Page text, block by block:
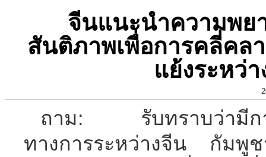
จีนแนะนำความพย
สันติภาพเพื่อการคลี่คล
แย้งระหว่
ถาม: รับทราบว่ามีการ
ทางการระหว่างจีน กัมพูช